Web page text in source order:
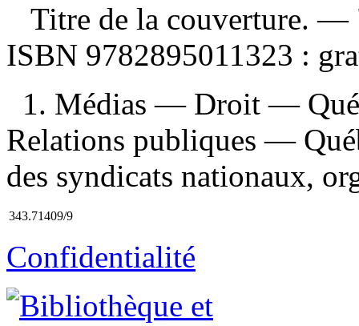
Titre de la couverture.
ISBN 9782895011323 :
1. Médias — Droit —
Relations publiques —
des syndicats nationaux,
343.71409/9
Confidentialité